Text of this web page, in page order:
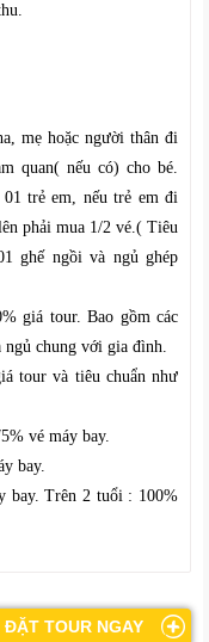
mẹ hoặc người thân đi
quan( nếu có) cho bé.
trẻ em, nếu trẻ em đi
phải mua 1/2 vé.( Tiêu
ghế ngồi và ngủ ghép
giá tour. Bao gồm các
ngủ chung với gia đình.
tour và tiêu chuẩn như
vé máy bay.
bay.
bay. Trên 2 tuổi : 100%
ĐẶT TOUR NGAY